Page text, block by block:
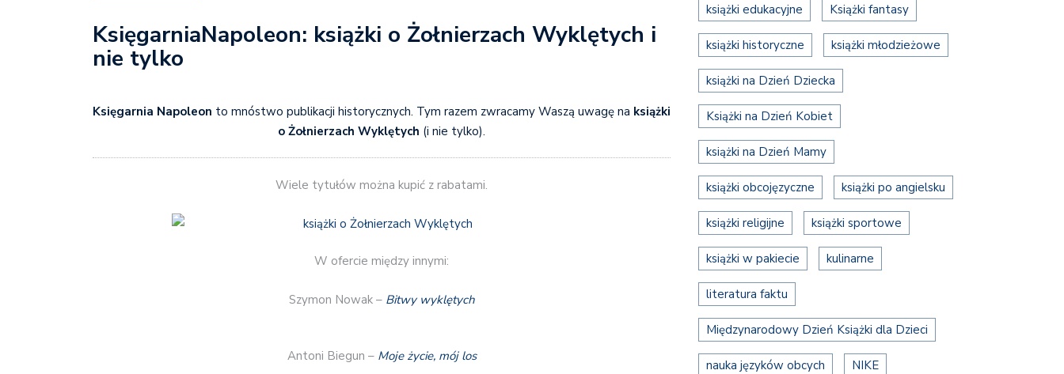
KsięgarniaNapoleon: książki o Żołnierzach Wyklętych i
nie tylko
Księgarnia Napoleon to mnóstwo publikacji historycznych. Tym razem zwracamy Waszą uwagę na książki
o Żołnierzach Wyklętych (i nie tylko).
Wiele tytułów można kupić z rabatami.
W ofercie między innymi:
Szymon Nowak – Bitwy wyklętych
Antoni Biegun – Moje życie, mój los
książki edukacyjne Książki fantasy
książki historyczne książki młodzieżowe
książki na Dzień Dziecka
Książki na Dzień Kobiet
książki na Dzień Mamy
książki obcojęzyczne książki po angielsku
książki religijne książki sportowe
książki w pakiecie kulinarne
literatura faktu
Międzynarodowy Dzień Książki dla Dzieci
nauka języków obcych NIKE